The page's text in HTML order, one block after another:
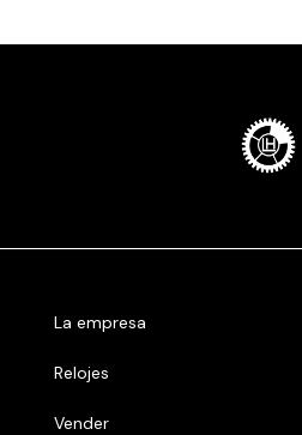
La empresa
Relojes
Vender